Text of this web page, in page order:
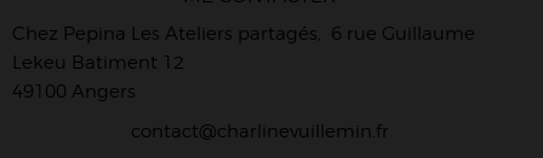
Chez Pepina Les Ateliers partagés, 6 rue Guillaume
Lekeu Batiment 12
49100 Angers
contact@charlinevuillemin.fr